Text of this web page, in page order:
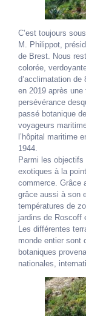
C’est toujours
M. Philippot,
de Brest. Nous
colorée,
d’acclimatation de
en 2019 après une
persévérance
passé botanique
voyageurs
l’hôpital maritime
1944.
Parmi les objectifs
exotiques à la
commerce. Grâce
grâce aussi à son
températures de
jardins de Roscoff
Les différentes
monde entier sont
botaniques
nationales,